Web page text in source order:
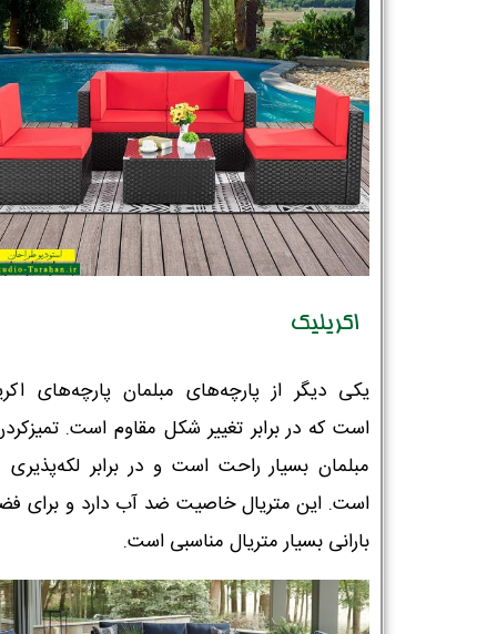
اکریلیک
یکی دیگر از پارچه‌های مبلمان پارچه‌های
است که در برابر تغییر شکل مقاوم است.
مبلمان بسیار راحت است و در برابر لکه‌پذیری
است. این متریال خاصیت ضد آب دارد و برای
بارانی بسیار متریال مناسبی است.